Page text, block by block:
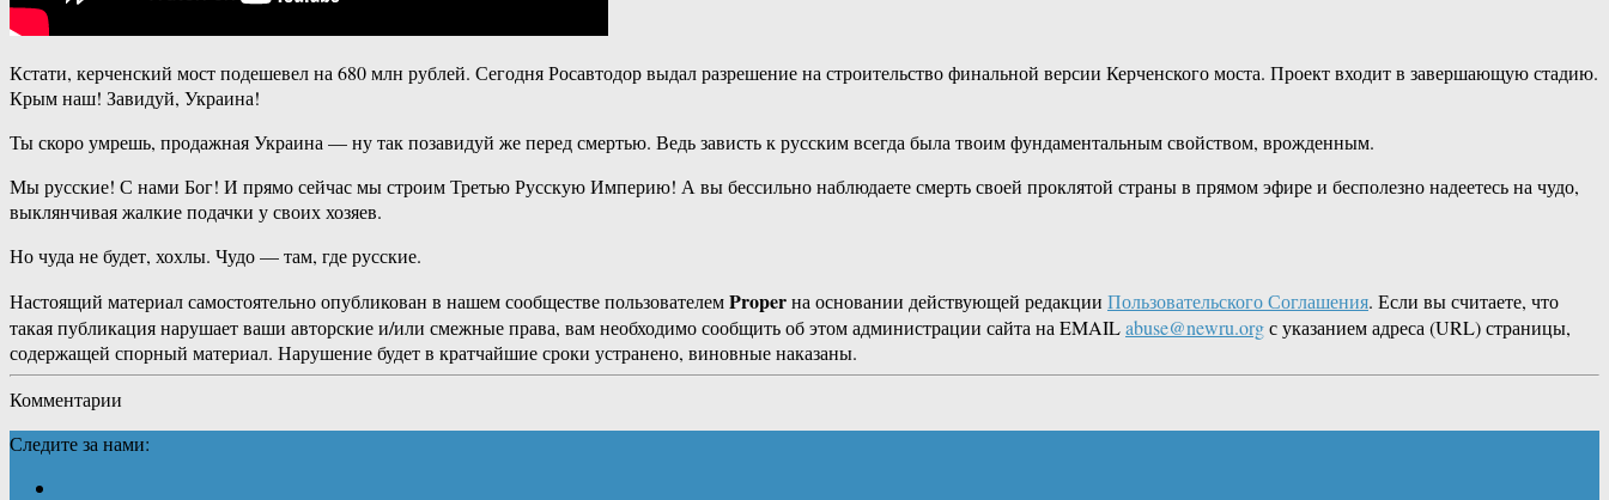
Кстати, керченский мост подешевел на 680 млн рублей. Сегодня Росавтодор выдал разрешение на строительство финальной версии Керченского моста. Проект входит в завершающую стадию.
Крым наш! Завидуй, Украина!
Ты скоро умрешь, продажная Украина — ну так позавидуй же перед смертью. Ведь зависть к русским всегда была твоим фундаментальным свойством, врожденным.
Мы русские! С нами Бог! И прямо сейчас мы строим Третью Русскую Империю! А вы бессильно наблюдаете смерть своей проклятой страны в прямом эфире и бесполезно надеетесь на чудо,
выклянчивая жалкие подачки у своих хозяев.
Но чуда не будет, хохлы. Чудо — там, где русские.
Настоящий материал самостоятельно опубликован в нашем сообществе пользователемProperна основании действующей редакции Пользовательского Соглашения. Если вы считаете, что
такая публикация нарушает ваши авторские и/или смежные права, вам необходимо сообщить об этом администрации сайта на EMAILabuse@newru.orgс указанием адреса (URL) страницы,
содержащей спорный материал. Нарушение будет в кратчайшие сроки устранено, виновные наказаны.
Комментарии
Следите за нами: